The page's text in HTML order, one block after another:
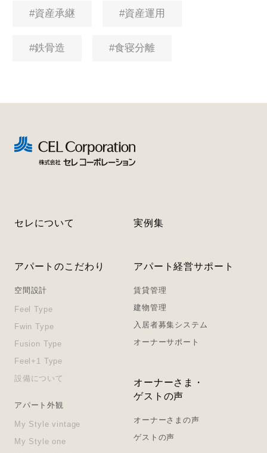
#資産承継 #資産運用
#鉄骨造 #食寝分離
セレについて
アパートのこだわり
空間設計
Feel Type
Fwin Type
Fusion Type
Feel+1 Type
設備について
アパート外観
My Style vintage
My Style one
実例集
アパート経営サポート
賃貸管理
建物管理
入居者募集システム
オーナーサポート
オーナーさま・
ゲストの声
オーナーさまの声
ゲストの声